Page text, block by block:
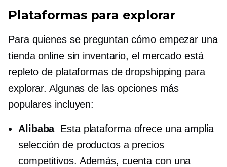
Plataformas para explorar
Para quienes se preguntan cómo empezar una
tienda online sin inventario, el mercado está
repleto de plataformas de dropshipping para
explorar. Algunas de las opciones más
populares incluyen:
Alibaba Esta plataforma ofrece una amplia
selección de productos a precios
competitivos. Además, cuenta con una